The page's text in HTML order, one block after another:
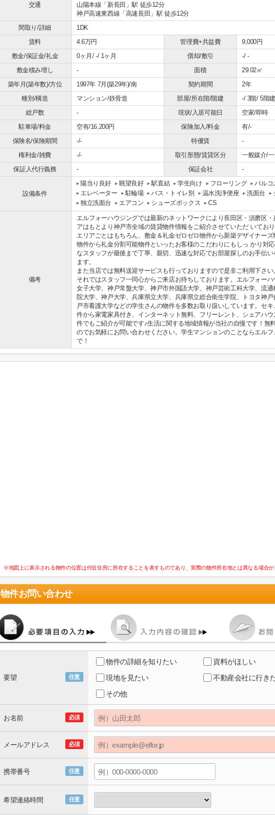
交通
山陽本線「新長田」駅 徒歩12分
神戸高速東西線「高速長田」駅 徒歩12分
間取り/詳細
1DK
賃料
4.6万円 管理費+共益費
9,000円
敷金/保証金/礼金
0ヶ月/ -/ 1ヶ月 償却/敷引
-/ -
敷金積み増し
- 面積
29.02㎡
築年月(築年数)/方位
1997年 7月(築29年)/南 契約期間
2年
種別/構造
マンション/鉄骨造 部屋/所在階/階建
-/ 3階/ 5階建
総戸数
- 現状/入居可能日
空家/即時
駐車場/料金
空有/16,200円 保険加入/料金
有/-
保険名/保険期間
-/- 特優賃
-
権利金/雑費
-/- 取引形態/賃貸区分
一般媒介/
保証人代行義務
- 保証会社 -
設備条件
陽当り良好 眺望良好 駅直結 学生向け フローリング
バルコ
エレベーター
駐輪場 バス・トイレ別 温水洗浄便座 洗面台
独立洗面台
エアコン シューズボックス CS
備考
エルフォーハウジングでは最新のネットワークにより長田区・須磨区・
アはもとより神戸市全域の賃貸物件情報をご紹介させていただ いており
エリアごとはもちろん、敷金＆礼金ゼロゼロ物件から新築デザイナー
物件から礼金分割可能物件といったお客様のこだわりにもしっ かり対
なスタッフが最後まで丁寧、親切、迅速な対応でお部屋探しのお手伝い
ます。
また当店では無料送迎サービスも行っておりますので是非ご利用下さい
それではスタッフ一同心からご来店お待ちしております。エルフォー
女子大学、神戸常盤大学、神戸市外国語大学、神戸芸術工科大学、流
院大学、神戸大学、兵庫県立大学、兵庫県立総合衛生学院、トヨタ神
戸市看護大学などの学生さんの物件を多数お取り扱いしています。セ
件から家電家具付き、インターネット無料、フリーレント、シェアハウ
件でもご紹介が可能です♪生活に関する地域情報が当社の自慢です！無
のでお気軽にお問い合わせください。学生マンションのことならエルフ
で！
※地図上に表示される物件の位置は付近住所に所在することを表すものであり、実際の物件所在地とは異なる場合が
物件お問い合わせ
任意
要望
物件の詳細を知りたい
資料がほしい
現地を見たい
不動産会社に行き
その他
必須
お名前
必須
メールアドレス
任意
携帯番号
任意
希望連絡時間